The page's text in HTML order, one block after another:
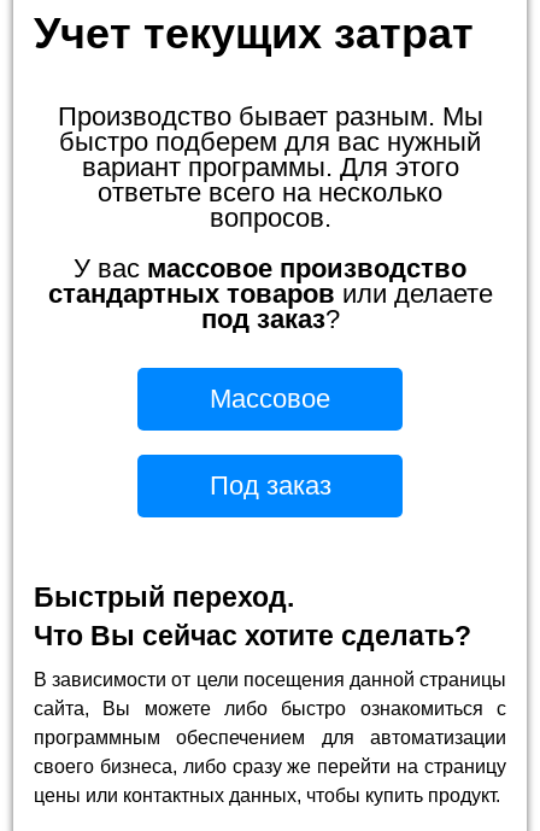
Учет текущих затрат
Производство бывает разным. Мы
быстро подберем для вас нужный
вариант программы. Для этого
ответьте всего на несколько
вопросов.
У вас массовое производство
стандартных товаров или делаете
под заказ?
Массовое
Под заказ
Быстрый переход.
Что Вы сейчас хотите сделать?
В зависимости от цели посещения данной страницы
сайта, Вы можете либо быстро ознакомиться с
программным обеспечением для автоматизации
своего бизнеса, либо сразу же перейти на страницу
цены или контактных данных, чтобы купить продукт.